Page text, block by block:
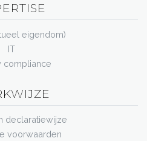
eigendom)
IT
compliance
declaratiewijze
voorwaarden